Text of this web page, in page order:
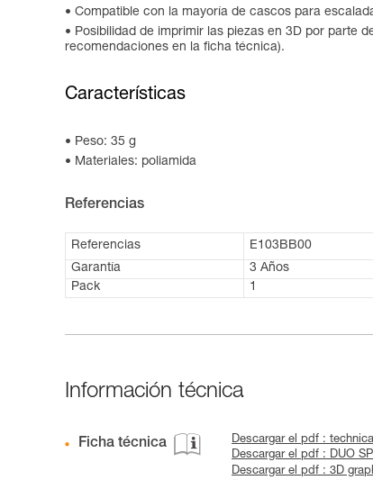
Compatible con la mayoría de cascos para
Posibilidad de imprimir las piezas en 3D por parte
recomendaciones en la ficha técnica).
Características
Peso: 35 g
Materiales: poliamida
Referencias
Referencias
E103BB00
Garantía
3 Años
Pack
1
Información técnica
Ficha técnica
Descargar el pdf :
Descargar el pdf : DUO
Descargar el pdf : 3D